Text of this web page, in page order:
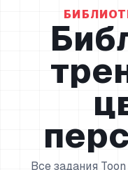
Все задания